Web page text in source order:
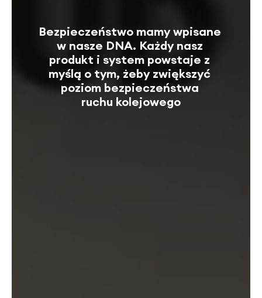
Bezpieczeństwo mamy wpisane
w nasze DNA. Każdy nasz
produkt i system powstaje z
myślą o tym, żeby zwiększyć
poziom bezpieczeństwa
ruchu kolejowego